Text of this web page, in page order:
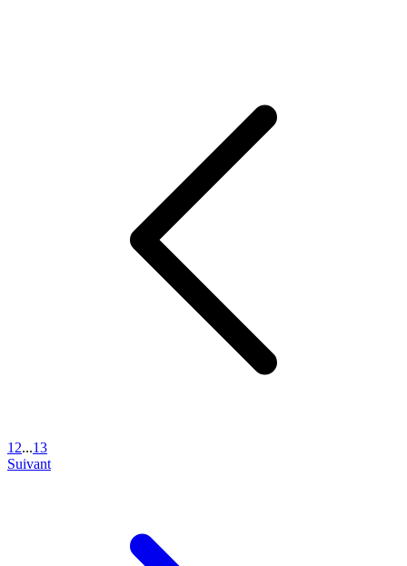
1 2...13
Suivant